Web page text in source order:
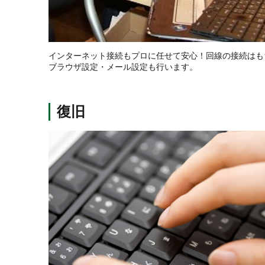
インターネット接続もプロに任せて安心！回線の接続は
ブラウザ設定・メール設定も行います。
復旧